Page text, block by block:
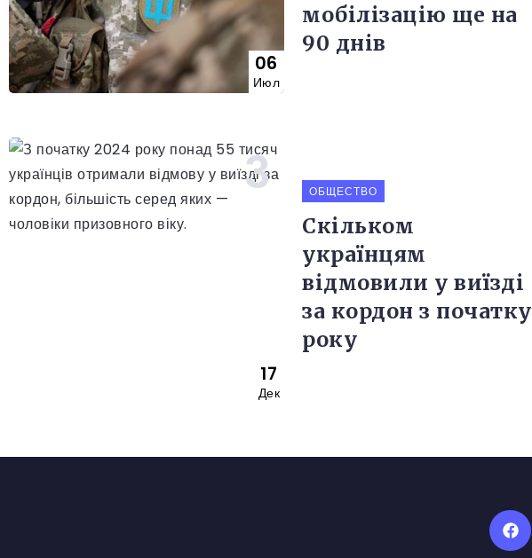
06
Июл
мобілізацію ще на
90 днів
17
Дек
ОБЩЕСТВО
Скільком
українцям
відмовили у виїзді
за кордон з початку
року